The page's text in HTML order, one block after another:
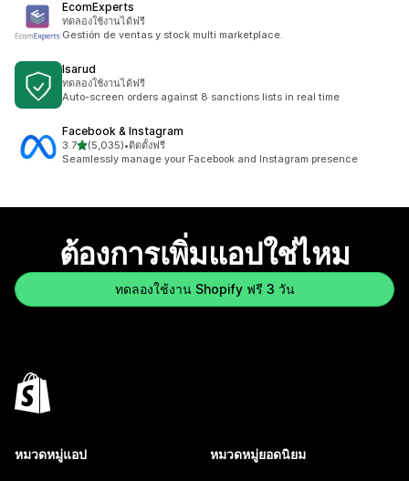
EcomExperts
ทดลองใช้งานได้ฟรี
Gestión de ventas y stock multi marketplace.
Isarud
ทดลองใช้งานได้ฟรี
Auto-screen orders against 8 sanctions lists in real time
Facebook & Instagram
3.7เต็ม 5 ดาว
(5,035)
ทั้งหมด 5035 รีวิว
•ติดตั้งฟรี
Seamlessly manage your Facebook and Instagram presence
ต้องการเพิ่มแอปใช่ไหม
ทดลองใช้งาน Shopify ฟรี 3 วัน
หมวดหมู่แอป หมวดหมู่ยอดนิยม